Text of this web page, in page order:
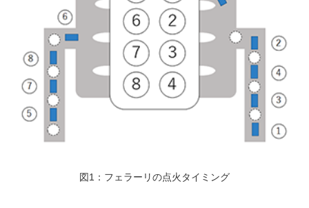
図1：フェラーリの点火タイミング